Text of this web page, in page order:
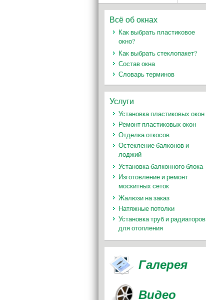
Всё об окнах
Как выбрать пластиковое
окно?
Как выбрать стеклопакет?
Состав окна
Словарь терминов
Услуги
Установка пластиковых окон
Ремонт пластиковых окон
Отделка откосов
Остекление балконов и
лоджий
Установка балконного блока
Изготовление и ремонт
москитных сеток
Жалюзи на заказ
Натяжные потолки
Установка труб и радиаторов
для отопления
Галерея
Видео